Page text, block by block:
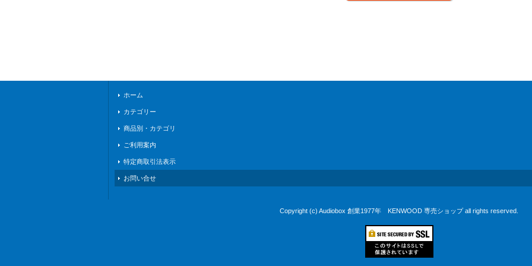
ホーム
カテゴリー
商品別・カテゴリ
ご利用案内
特定商取引法表示
お問い合せ
Copyright (c) Audiobox 創業1977年 KENWOOD 専売ショップ all rights reserved.